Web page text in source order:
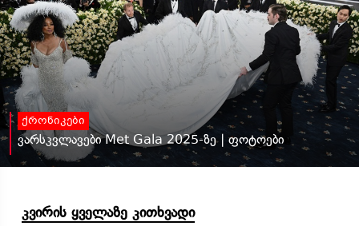
ქრონიკები
ვარსკვლავები Met Gala 2025-ზე | ფოტოები
კვირის ყველაზე კითხვადი